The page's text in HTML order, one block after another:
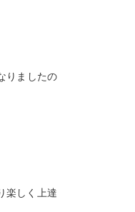
りましたの
楽しく上達